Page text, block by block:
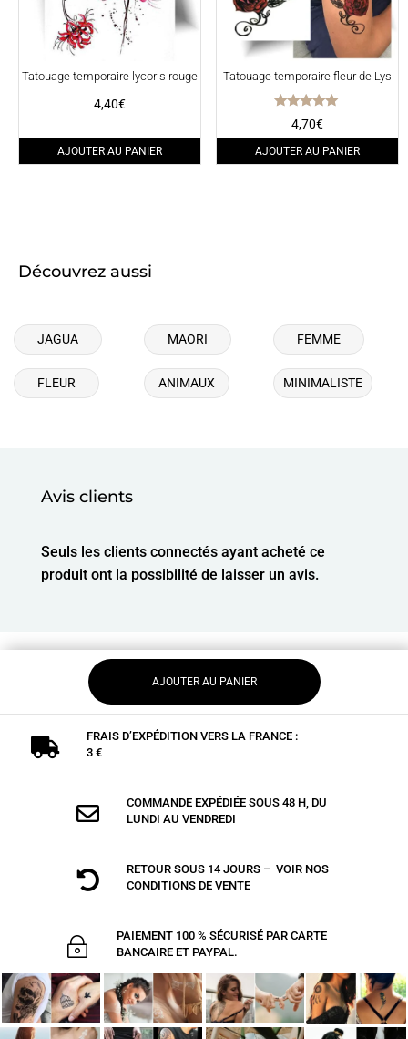
Tatouage temporaire lycoris rouge
4,40€
AJOUTER AU PANIER
Tatouage temporaire fleur de Lys
Note
5.00
sur 5
4,70€
AJOUTER AU PANIER
Découvrez aussi
JAGUA MAORI FEMME
FLEUR ANIMAUX MINIMALISTE
Avis clients
Seuls les clients connectés ayant acheté ce
produit ont la possibilité de laisser un avis.
AJOUTER AU PANIER

FRAIS D’EXPÉDITION VERS LA FRANCE :
3 €

COMMANDE EXPÉDIÉE SOUS 48 H, DU
LUNDI AU VENDREDI

RETOUR SOUS 14 JOURS – VOIR NOS
CONDITIONS DE VENTE
~
PAIEMENT 100 % SÉCURISÉ PAR CARTE
BANCAIRE ET PAYPAL.